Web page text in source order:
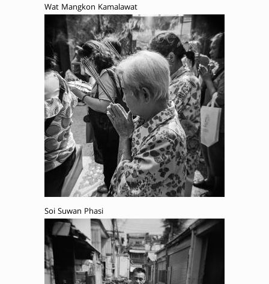
Wat Mangkon Kamalawat
Soi Suwan Phasi